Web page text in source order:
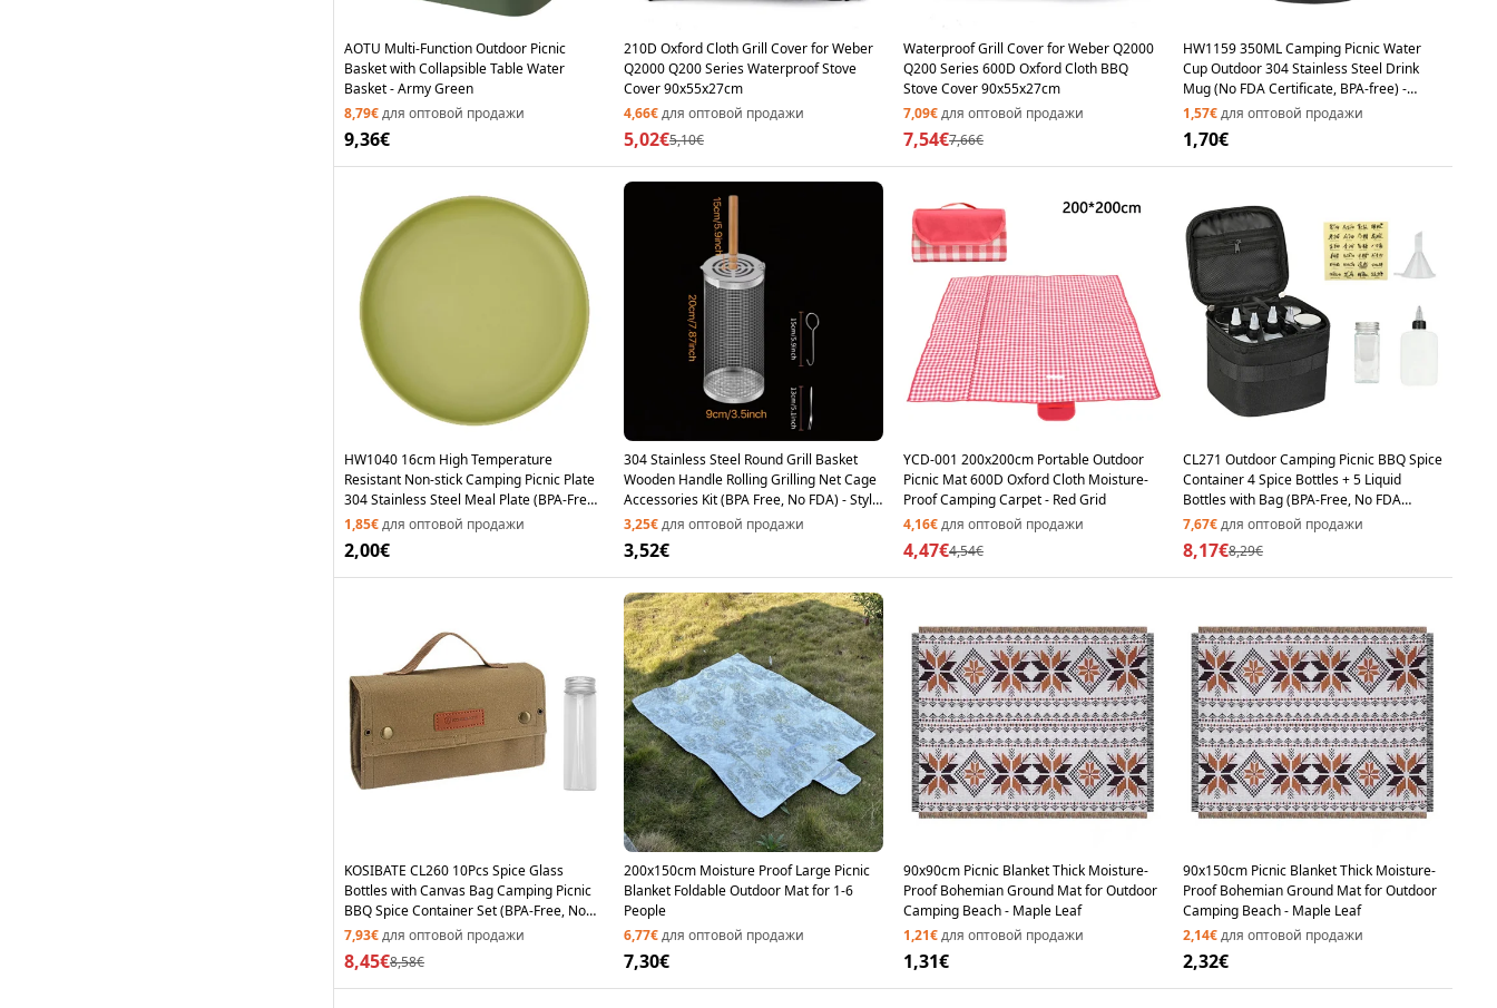
AOTU Multi-Function Outdoor Picnic
Basket with Collapsible Table Water
Basket - Army Green
8,79€для оптовой продажи
9,36€
210D Oxford Cloth Grill Cover for Weber
Q2000 Q200 Series Waterproof Stove
Cover 90x55x27cm
4,66€для оптовой продажи
5,02€5,10€
Waterproof Grill Cover for Weber Q2000
Q200 Series 600D Oxford Cloth BBQ
Stove Cover 90x55x27cm
7,09€для оптовой продажи
7,54€7,66€
HW1159 350ML Camping Picnic Water
Cup Outdoor 304 Stainless Steel Drink
Mug (No FDA Certificate, BPA-free) -
Black
1,57€для оптовой продажи
1,70€
HW1040 16cm High Temperature
Resistant Non-stick Camping Picnic Plate
304 Stainless Steel Meal Plate (BPA-Free,
No FDA) - Green
1,85€для оптовой продажи
2,00€
304 Stainless Steel Round Grill Basket
Wooden Handle Rolling Grilling Net Cage
Accessories Kit (BPA Free, No FDA) - Style
A
3,25€для оптовой продажи
3,52€
YCD-001 200x200cm Portable Outdoor
Picnic Mat 600D Oxford Cloth Moisture-
Proof Camping Carpet - Red Grid
4,16€для оптовой продажи
4,47€4,54€
CL271 Outdoor Camping Picnic BBQ Spice
Container 4 Spice Bottles + 5 Liquid
Bottles with Bag (BPA-Free, No FDA
Certified) - Black
7,67€для оптовой продажи
8,17€8,29€
KOSIBATE CL260 10Pcs Spice Glass
Bottles with Canvas Bag Camping Picnic
BBQ Spice Container Set (BPA-Free, No
FDA Certified) - Khaki
7,93€для оптовой продажи
8,45€8,58€
200x150cm Moisture Proof Large Picnic
Blanket Foldable Outdoor Mat for 1-6
People
6,77€для оптовой продажи
7,30€
90x90cm Picnic Blanket Thick Moisture-
Proof Bohemian Ground Mat for Outdoor
Camping Beach - Maple Leaf
1,21€для оптовой продажи
1,31€
90x150cm Picnic Blanket Thick Moisture-
Proof Bohemian Ground Mat for Outdoor
Camping Beach - Maple Leaf
2,14€для оптовой продажи
2,32€